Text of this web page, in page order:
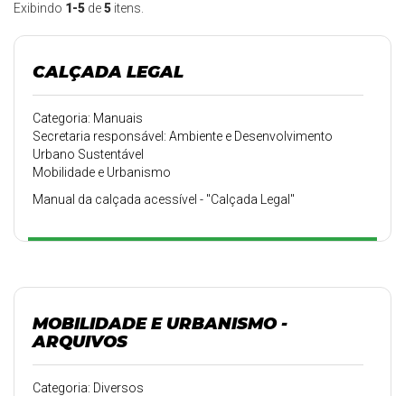
Exibindo 1-5 de5 itens.
CALÇADA LEGAL
Categoria: Manuais
Secretaria responsável: Ambiente e Desenvolvimento
Urbano Sustentável
Mobilidade e Urbanismo
Manual da calçada acessível - "Calçada Legal"
MOBILIDADE E URBANISMO -
ARQUIVOS
Categoria: Diversos